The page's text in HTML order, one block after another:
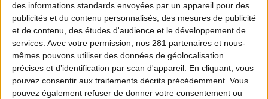
des informations standards envoyées par un appareil pour des
publicités et du contenu personnalisés, des mesures de publicité
et de contenu, des études d'audience et le développement de
services. Avec votre permission, nos 281 partenaires et nous-
mêmes pouvons utiliser des données de géolocalisation
précises et d’identification par scan d'appareil. En cliquant, vous
pouvez consentir aux traitements décrits précédemment. Vous
pouvez également refuser de donner votre consentement ou